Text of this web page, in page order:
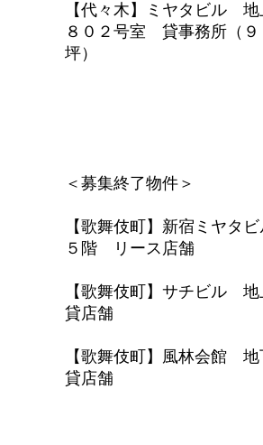
【代々木】ミヤタビル
８０２号室 貸事務所（９
坪）
＜募集終了物件＞
【歌舞伎町】新宿ミヤタ
５階 リース店舗
【歌舞伎町】サチビル
貸店舗
【歌舞伎町】風林会館
貸店舗